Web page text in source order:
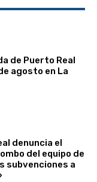
de Puerto Real
agosto en La
denuncia el
del equipo de
subvenciones a